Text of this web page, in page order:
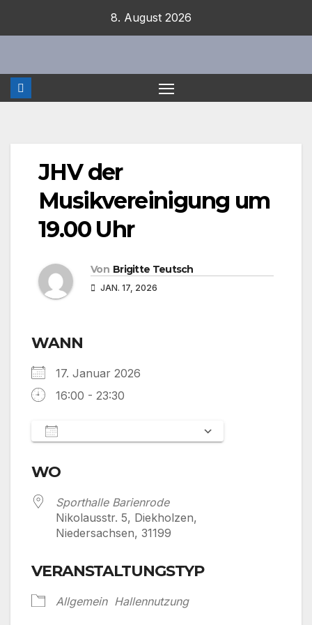
8. August 2026
JHV der
Musikvereinigung um
19.00 Uhr
Von Brigitte Teutsch
JAN. 17, 2026
WANN
17. Januar 2026
16:00 - 23:30
WO
Sporthalle Barienrode
Nikolausstr. 5, Diekholzen,
Niedersachsen, 31199
VERANSTALTUNGSTYP
Allgemein Hallennutzung